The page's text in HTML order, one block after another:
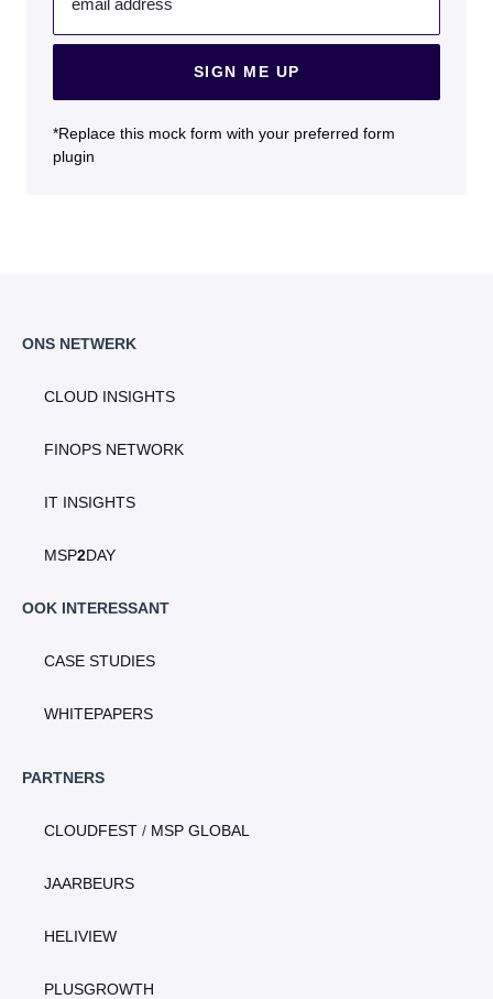
email address
SIGN ME UP
*Replace this mock form with your preferred form
plugin
ONS NETWERK
CLOUD INSIGHTS
FINOPS NETWORK
IT INSIGHTS
MSP2DAY
OOK INTERESSANT
CASE STUDIES
WHITEPAPERS
PARTNERS
CLOUDFEST / MSP GLOBAL
JAARBEURS
HELIVIEW
PLUSGROWTH